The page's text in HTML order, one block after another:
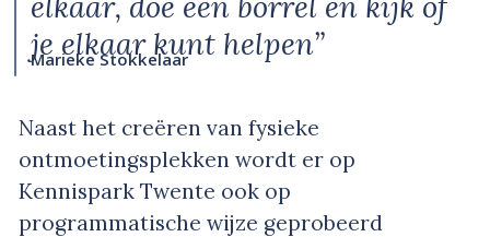
je elkaar kunt helpen”
Marieke Stokkelaar
Naast het creëren van fysieke
ontmoetingsplekken wordt er op
Kennispark Twente ook op
programmatische wijze geprobeerd